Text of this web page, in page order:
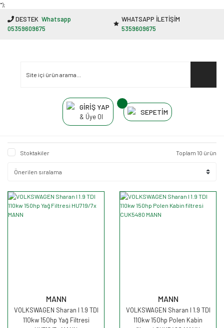
"');
DESTEK Whatsapp
05359609675
WHATSAPP İLETİŞİM
5359609675
GİRİŞ YAP
& Üye Ol
SEPETİM
Stoktakiler Toplam 10 ürün
MANN
VOLKSWAGEN Sharan I 1.9 TDI
110kw 150hp Yağ Filtresi
MANN
VOLKSWAGEN Sharan I 1.9 TDI
110kw 150hp Polen Kabin